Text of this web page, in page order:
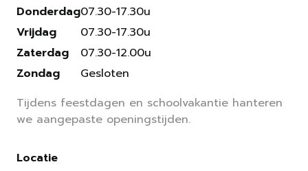
Donderdag
Vrijdag
Zaterdag
Zondag
07.30-17.30u
07.30-17.30u
07.30-12.00u
Gesloten
Tijdens feestdagen en schoolvakantie hanteren
we aangepaste openingstijden.
Locatie